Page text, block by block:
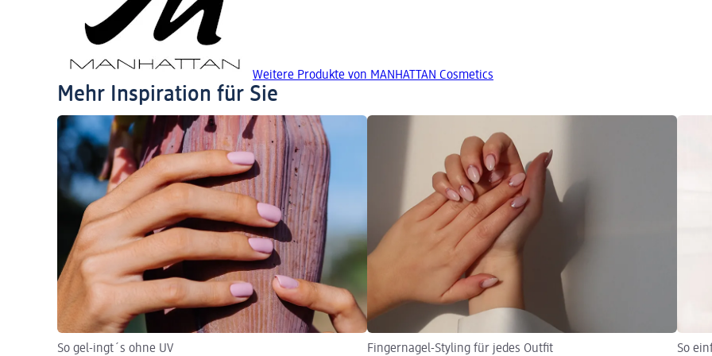
Weitere Produkte von MANHATTAN Cosmetics
Mehr Inspiration für Sie
So gel-ingt´s ohne UV Fingernagel-Styling für jedes Outfit So